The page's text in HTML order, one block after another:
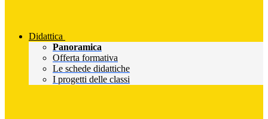
Didattica
Panoramica
Offerta formativa
Le schede didattiche
I progetti delle classi